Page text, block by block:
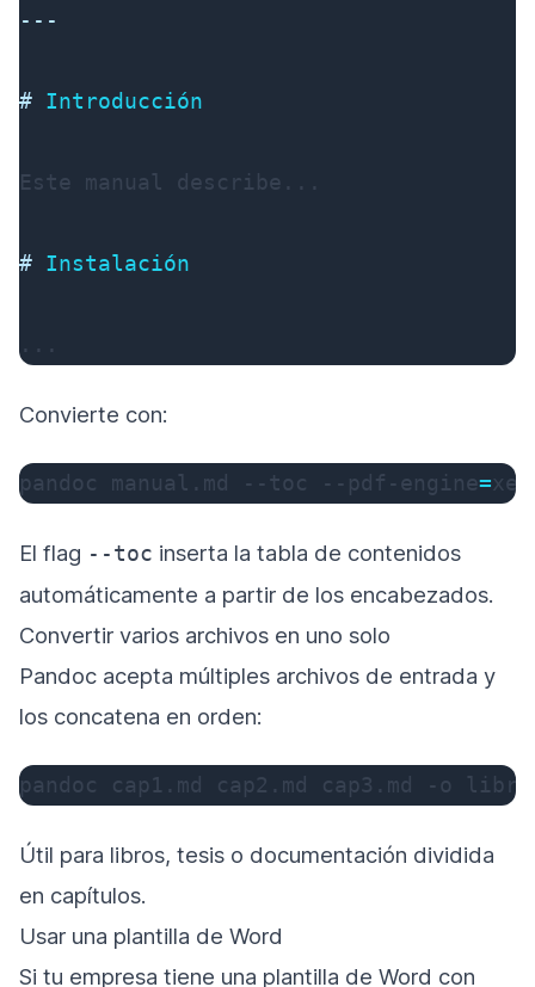
---
# Introducción
Este manual describe...
# Instalación
...
Convierte con:
pandoc manual.md --toc --pdf-engine=
El flag --toc inserta la tabla de contenidos
automáticamente a partir de los encabezados.
Convertir varios archivos en uno solo
Pandoc acepta múltiples archivos de entrada y
los concatena en orden:
pandoc cap1.md cap2.md cap3.md -o
Útil para libros, tesis o documentación dividida
en capítulos.
Usar una plantilla de Word
Si tu empresa tiene una plantilla de Word con